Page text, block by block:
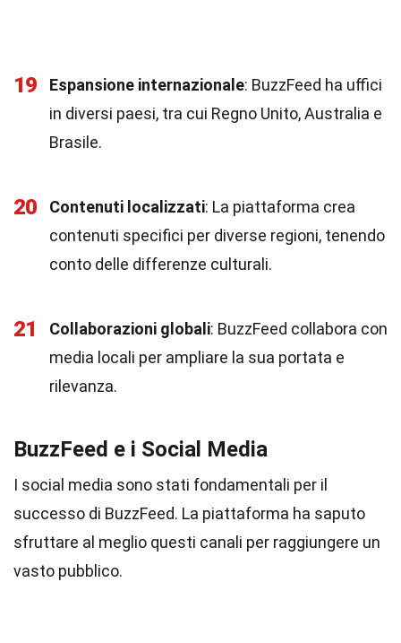
19 Espansione internazionale: BuzzFeed ha uffici
in diversi paesi, tra cui Regno Unito, Australia e
Brasile.
20 Contenuti localizzati: La piattaforma crea
contenuti specifici per diverse regioni, tenendo
conto delle differenze culturali.
21 Collaborazioni globali: BuzzFeed collabora con
media locali per ampliare la sua portata e
rilevanza.
BuzzFeed e i Social Media
I social media sono stati fondamentali per il
successo di BuzzFeed. La piattaforma ha saputo
sfruttare al meglio questi canali per raggiungere un
vasto pubblico.